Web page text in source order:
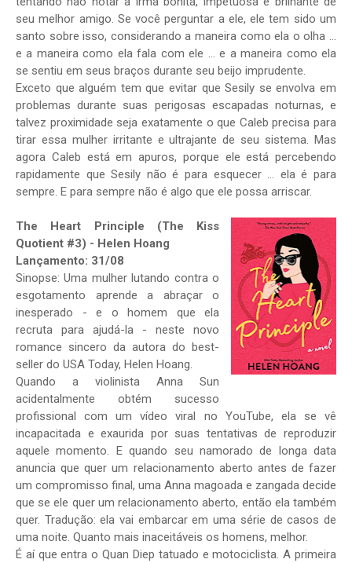
seu melhor amigo. Se você perguntar a ele, ele tem sido um
santo sobre isso, considerando a maneira como ela o olha ...
e a maneira como ela fala com ele ... e a maneira como ela
se sentiu em seus braços durante seu beijo imprudente.
Exceto que alguém tem que evitar que Sesily se envolva em
problemas durante suas perigosas escapadas noturnas, e
talvez proximidade seja exatamente o que Caleb precisa para
tirar essa mulher irritante e ultrajante de seu sistema. Mas
agora Caleb está em apuros, porque ele está percebendo
rapidamente que Sesily não é para esquecer ... ela é para
sempre. E para sempre não é algo que ele possa arriscar.
The Heart Principle (The Kiss
Quotient #3) - Helen Hoang
Lançamento: 31/08
Sinopse: Uma mulher lutando contra o
esgotamento aprende a abraçar o
inesperado - e o homem que ela
recruta para ajudá-la - neste novo
romance sincero da autora do best-
seller do USA Today, Helen Hoang.
Quando a violinista Anna Sun
acidentalmente obtém sucesso
profissional com um vídeo viral no YouTube, ela se vê
incapacitada e exaurida por suas tentativas de reproduzir
aquele momento. E quando seu namorado de longa data
anuncia que quer um relacionamento aberto antes de fazer
um compromisso final, uma Anna magoada e zangada decide
que se ele quer um relacionamento aberto, então ela também
quer. Tradução: ela vai embarcar em uma série de casos de
uma noite. Quanto mais inaceitáveis ​​os homens, melhor.
É aí que entra o Quan Diep tatuado e motociclista. A primeira